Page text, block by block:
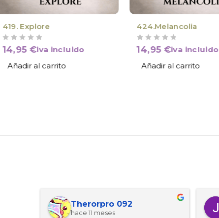
419. Explore
14,95€iva incluido
Añadir al carrito
424.Melancolia
14,95 €iva incluido
Añadir al carrito
Therorpro 092
hace 11 meses